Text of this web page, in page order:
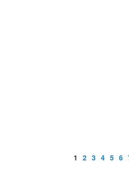
1 2 3 4 5 6